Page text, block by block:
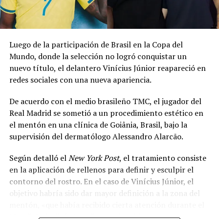
the ‘viking row’ to
Gianluigi
Donnarumma’s
wedding
pic.twitter.com/HP6MLIDybX
— Sky Sports Premier
League
(@SkySportsPL)July
25, 2026
La celebración también contó con actuaciones
musicales en vivo. Según medios especializados,
Luego de la participación de Brasil en la Copa del
Mundo, donde la selección no logró conquistar un
nuevo título, el delantero Vinícius Júnior reapareció en
redes sociales con una nueva apariencia.
De acuerdo con el medio brasileño TMC, el jugador del
Real Madrid se sometió a un procedimiento estético en
el mentón en una clínica de Goiânia, Brasil, bajo la
supervisión del dermatólogo Alessandro Alarcão.
Según detalló elNew York Post, el tratamiento consiste
en la aplicación de rellenos para definir y esculpir el
contorno del rostro. En el caso de Vinícius Júnior, el
objetivo habría sido dar mayor definición a la zona del
Mundial», indicó el medio estadounidense.